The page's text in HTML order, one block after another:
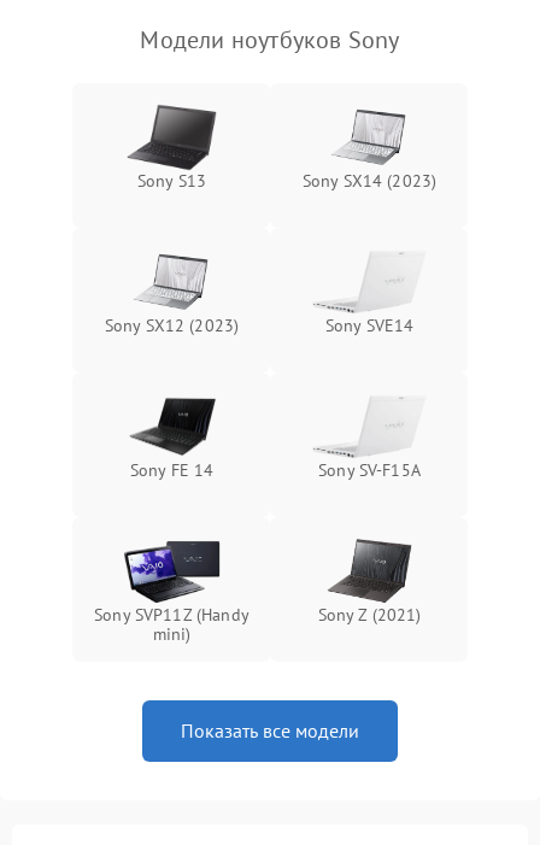
пропадание диска
оперативной памяти:
вылеты приложений,
синие экраны
Подробнее →
Модели ноутбуков Sony
Sony S13 Sony SX14 (2023)
Sony SX12 (2023) Sony SVE14
Sony FE 14 Sony SV-F15A
Sony SVP11Z (Handy
mini)
Sony Z (2021)
Показать все модели